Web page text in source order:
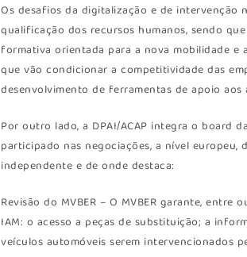
Os desafios da digitalização e de intervenção
qualificação dos recursos humanos, sendo
formativa orientada para a nova mobilidade e
que vão condicionar a competitividade das
desenvolvimento de ferramentas de apoio aos
Por outro lado, a DPAI/ACAP integra o board
participado nas negociações, a nível
independente e de onde destaca:
Revisão do MVBER – O MVBER garante,
IAM: o acesso a peças de substituição; a
veículos automóveis serem intervencionados